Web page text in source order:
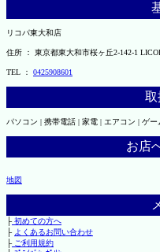
リコパ東大和店
住所 ： 東京都東大和市桜ヶ丘2-142-1
TEL ： 0425908601
取
パソコン | 携帯電話 | 家電 | エアコン | ゲー
お店
地図
├初めての方へ
├ よくあるお問い合わせ
├ご利用規約